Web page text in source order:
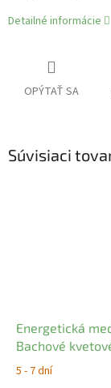
Detailné informácie
OPÝTAŤ SA
Súvisiaci
Energetická
Bachové
Katarína Michel
5 - 7 dní